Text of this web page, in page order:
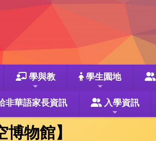
學與教 學生園地
非華語家長資訊 入學資訊
物館】